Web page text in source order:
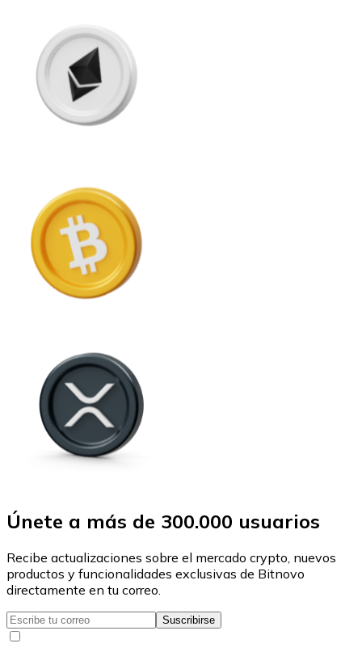
Únete a más de 300.000 usuarios
Recibe actualizaciones sobre el mercado crypto, nuevos
productos y funcionalidades exclusivas de Bitnovo
directamente en tu correo.
Suscribirse